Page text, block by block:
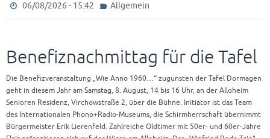
06/08/2026 - 15:42 Allgemein
Benefiznachmittag für die Tafel
Die Benefizveranstaltung „Wie Anno 1960…“ zugunsten der Tafel Dormagen
geht in diesem Jahr am Samstag, 8. August, 14 bis 16 Uhr, an der Alloheim
Senioren Residenz, Virchowstraße 2, über die Bühne. Initiator ist das Team
des Internationalen Phono+Radio-Museums, die Schirmherrschaft übernimmt
Bürgermeister Erik Lierenfeld. Zahlreiche Oldtimer mit 50er- und 60er-Jahre